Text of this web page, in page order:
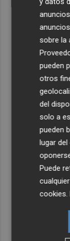
sobre la
pueden
otros
del
solo a
pueden
lugar
Puede
cookies.